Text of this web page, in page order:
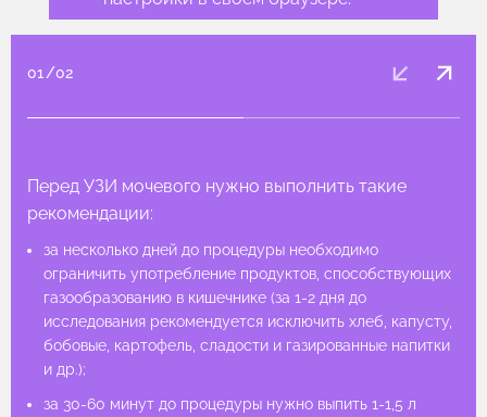
01 /02
Перед УЗИ мочевого нужно выполнить такие
рекомендации:
за несколько дней до процедуры необходимо
ограничить употребление продуктов, способствующих
газообразованию в кишечнике (за 1-2 дня до
исследования рекомендуется исключить хлеб, капусту,
бобовые, картофель, сладости и газированные напитки
и др.);
за 30-60 минут до процедуры нужно выпить 1-1,5 л
за несколько дней до процедуры необходимо
ограничить употребление продуктов, способствующих
газообразованию в кишечнике (за 1-2 дня до
исследования рекомендуется исключить хлеб, капусту,
бобовые, картофель, сладости и газированные напитки
и др.);
за 30-60 минут до процедуры нужно выпить 1-1,5 л